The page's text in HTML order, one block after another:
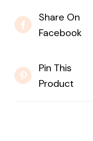
Share On
Facebook
Pin This
Product